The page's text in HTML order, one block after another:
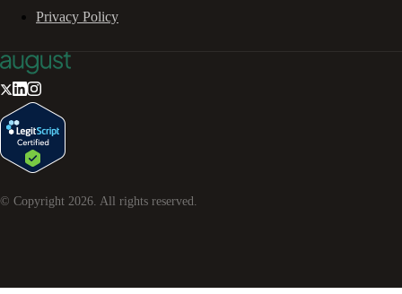
Privacy Policy
© Copyright 2026 . All rights reserved.